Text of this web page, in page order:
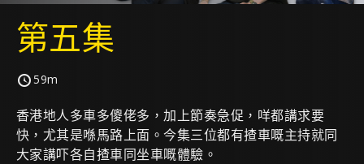
第五集
59m
香港地人多車多傻佬多，加上節奏急促，咩都講求要
快，尤其是喺馬路上面。今集三位都有揸車嘅主持就同
大家講吓各自揸車同坐車嘅體驗。